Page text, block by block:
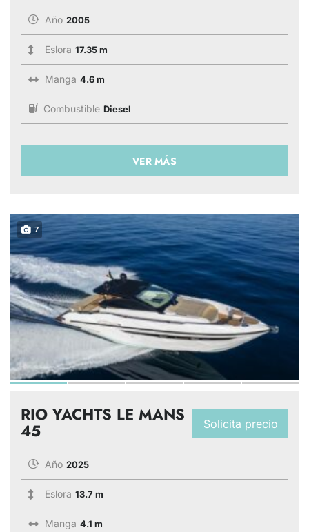
Año 2005
Eslora 17.35 m
Manga 4.6 m
Combustible Diesel
VER MÁS
7
Solicita precio
RIO YACHTS LE MANS
45
Año 2025
Eslora 13.7 m
Manga 4.1 m